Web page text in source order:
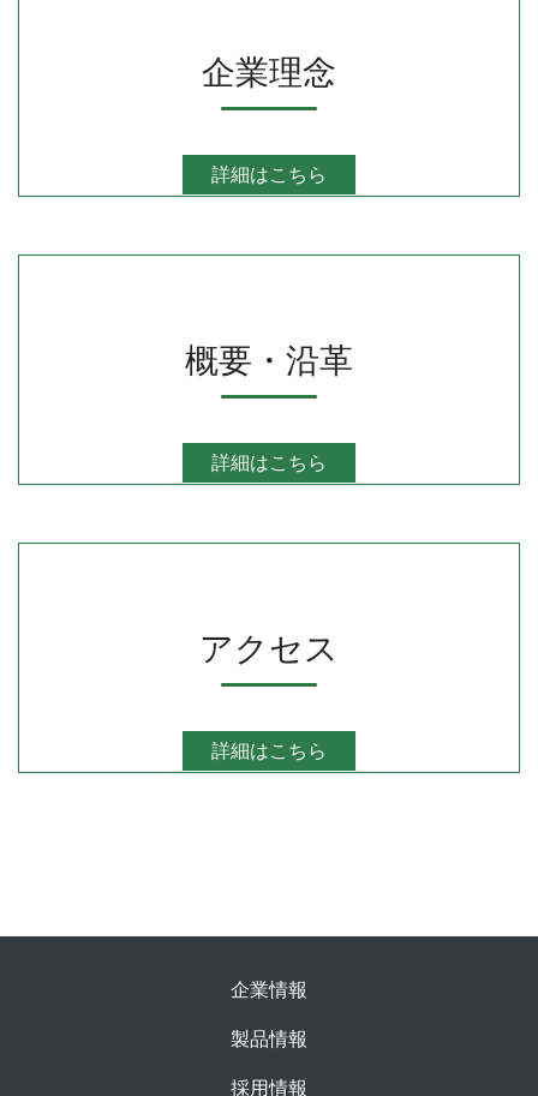
企業理念
詳細はこちら
概要・沿革
詳細はこちら
アクセス
詳細はこちら
企業情報
製品情報
採用情報